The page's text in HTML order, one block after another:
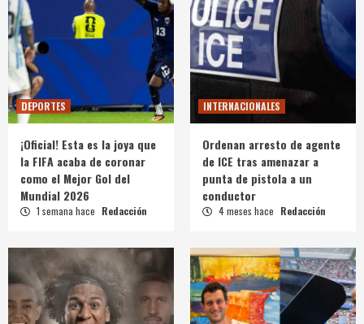
DEPORTES
¡Oficial! Esta es la joya que
la FIFA acaba de coronar
como el Mejor Gol del
Mundial 2026
1 semana hace Redacción
INTERNACIONALES
Ordenan arresto de agente
de ICE tras amenazar a
punta de pistola a un
conductor
4 meses hace Redacción